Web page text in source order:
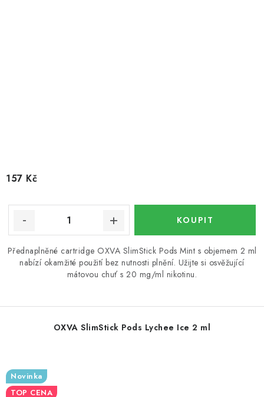
157 Kč
Přednaplněné cartridge OXVA SlimStick Pods Mint s objemem 2 ml
nabízí okamžité použití bez nutnosti plnění. Užijte si osvěžující
mátovou chuť s 20 mg/ml nikotinu.
OXVA SlimStick Pods Lychee Ice 2 ml
Novinka
TOP CENA